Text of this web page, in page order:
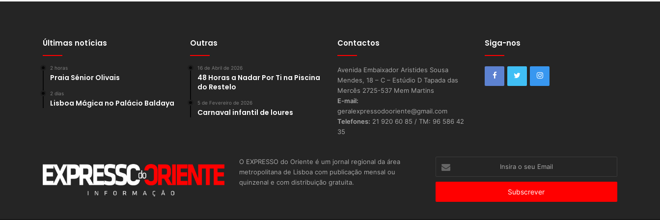
Últimas notícias
2 horas
Praia Sénior Olivais
2 dias
Lisboa Mágica no Palácio Baldaya
Outras
16 de Abril de 2026
48 Horas a Nadar Por Ti na Piscina
do Restelo
5 de Fevereiro de 2026
Carnaval infantil de loures
Contactos
Avenida Embaixador Aristides Sousa
Mendes, 18 – C – Estúdio D Tapada das
Mercês 2725-537 Mem Martins
E-mail:
geralexpressodooriente@gmail.com
Telefones: 21 920 60 85 / TM: 96 586 42
35
Siga-nos
O EXPRESSO do Oriente é um jornal regional da área
metropolitana de Lisboa com publicação mensal ou
quinzenal e com distribuição gratuita.
seu